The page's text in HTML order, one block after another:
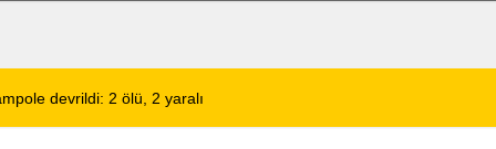
Tercihi: Halil Engin Oto Yıkama